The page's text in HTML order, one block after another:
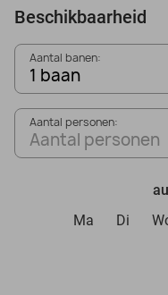
Beschikbaarheid
Aantal banen:
1 baan
Aantal personen:
Aantal personen
Ma
Di